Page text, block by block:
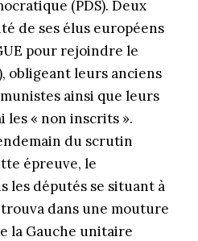
(PDS). Deux
de ses élus européens
pour rejoindre le
obligeant leurs anciens
ainsi que leurs
les « non inscrits ».
du scrutin
épreuve, le
les députés se situant à
dans une mouture
la Gauche unitaire